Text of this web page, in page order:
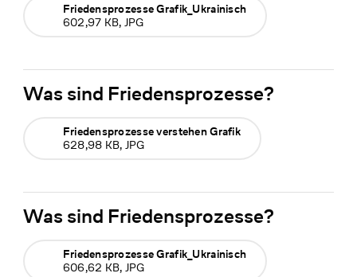
Friedensprozesse Grafik_Ukrainisch
602,97 KB, JPG
Was sind Friedensprozesse?
Friedensprozesse verstehen Grafik
628,98 KB, JPG
Was sind Friedensprozesse?
Friedensprozesse Grafik_Ukrainisch
606,62 KB, JPG